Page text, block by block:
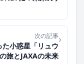
次の記事
小惑星「リュウ
旅とJAXAの未来
›